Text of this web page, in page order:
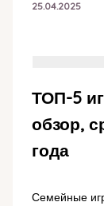
25.04.2025
ТОП-5
обзор,
года
Семейные